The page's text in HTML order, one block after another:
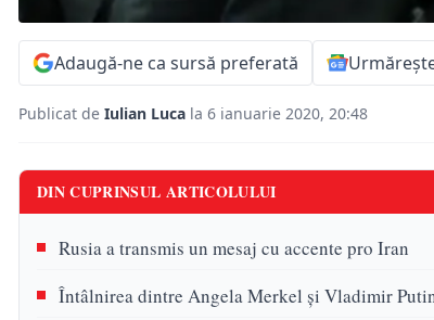
Adaugă-ne ca sursă preferată
Publicat de Iulian Luca la 6 ianuarie 2020, 20:48
DIN CUPRINSUL ARTICOLULUI
Rusia a transmis un mesaj cu accente pro Iran
Întâlnirea dintre Angela Merkel și Vladimir